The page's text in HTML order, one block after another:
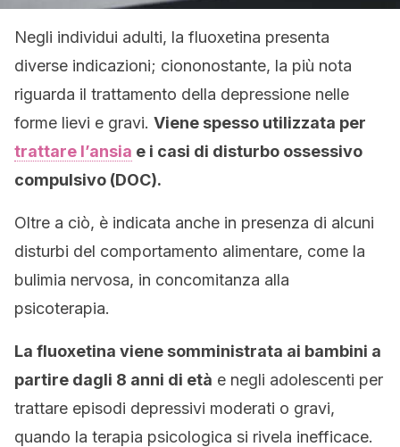
Negli individui adulti, la fluoxetina presenta
diverse indicazioni; ciononostante, la più nota
riguarda il trattamento della depressione nelle
forme lievi e gravi. Viene spesso utilizzata per
trattare l’ansia e i casi di disturbo ossessivo
compulsivo (DOC).
Oltre a ciò, è indicata anche in presenza di alcuni
disturbi del comportamento alimentare, come la
bulimia nervosa, in concomitanza alla
psicoterapia.
La fluoxetina viene somministrata ai bambini a
partire dagli 8 anni di età e negli adolescenti per
trattare episodi depressivi moderati o gravi,
quando la terapia psicologica si rivela inefficace.